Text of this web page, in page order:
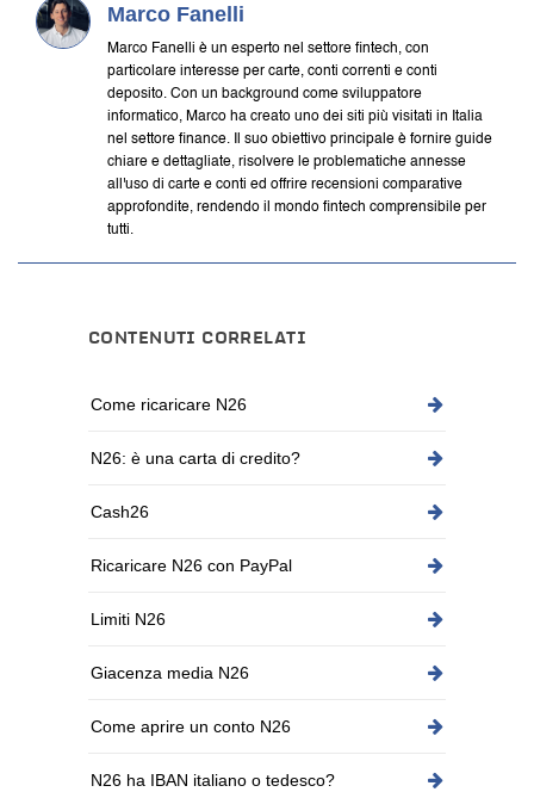
Marco Fanelli
Marco Fanelli è un esperto nel settore fintech, con
particolare interesse per carte, conti correnti e conti
deposito. Con un background come sviluppatore
informatico, Marco ha creato uno dei siti più visitati in Italia
nel settore finance. Il suo obiettivo principale è fornire guide
chiare e dettagliate, risolvere le problematiche annesse
all'uso di carte e conti ed offrire recensioni comparative
approfondite, rendendo il mondo fintech comprensibile per
tutti.
CONTENUTI CORRELATI
Come ricaricare N26
N26: è una carta di credito?
Cash26
Ricaricare N26 con PayPal
Limiti N26
Giacenza media N26
Come aprire un conto N26
N26 ha IBAN italiano o tedesco?